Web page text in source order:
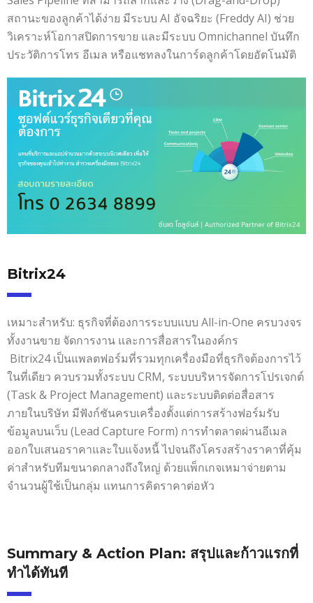
สถานะของลูกค้าได้ง่าย มีระบบ AI อัจฉริยะ (Freddy AI) ช่วย
วิเคราะห์โอกาสปิดการขาย และมีระบบ Omnichannel บันทึก
ประวัติการโทร อีเมล หรือแชทลงในการ์ดลูกค้าโดยอัตโนมัติ
Bitrix24
เหมาะสำหรับ: ธุรกิจที่ต้องการระบบแบบ All-in-One ครบวงจร
ทั้งงานขาย จัดการงาน และการสื่อสารในองค์กร
Bitrix24 เป็นแพลตฟอร์มที่รวมทุกเครื่องมือที่ธุรกิจต้องการไว้
ในที่เดียว ควบรวมทั้งระบบ CRM, ระบบบริหารจัดการโปรเจกต์
(Task & Project Management) และระบบติดต่อสื่อสาร
ภายในบริษัท มีฟังก์ชันครบเครื่องตั้งแต่การสร้างฟอร์มรับ
ข้อมูลบนเว็บ (Lead Capture Form) การทำตลาดผ่านอีเมล
ออกใบเสนอราคาและใบแจ้งหนี้ ไปจนถึงโครงสร้างราคาที่คุ้ม
ค่าสำหรับทีมขนาดกลางถึงใหญ่ ด้วยแพ็กเกจเหมาจ่ายตาม
จำนวนผู้ใช้เป็นกลุ่ม แทนการคิดราคาต่อหัว
Summary & Action Plan: สรุปและก้าวแรกที่
ทำได้ทันที